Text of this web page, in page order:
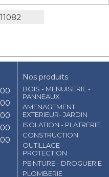
Nos produits
BOIS - MENUISERIE -
PANNEAUX
AMENAGEMENT
EXTERIEUR- JARDIN
ISOLATION - PLATRERIE
CONSTRUCTION
OUTILLAGE -
PROTECTION
PEINTURE - DROGUERIE
PLOMBERIE